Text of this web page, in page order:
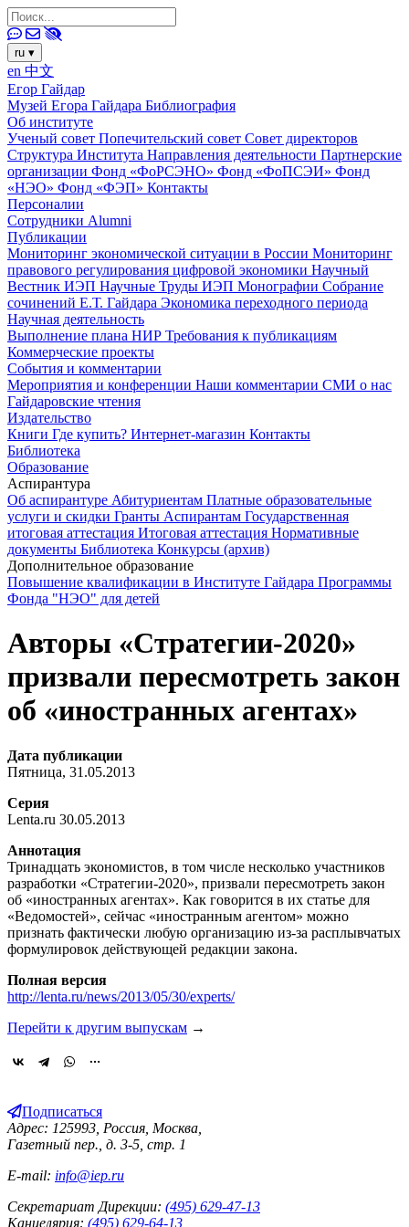
ru ▾
en 中文
Егор Гайдар
Музей Егора Гайдара Библиография
Об институте
Ученый совет Попечительский совет Совет директоров
Структура Института Направления деятельности Партнерские
организации Фонд «ФоРСЭНО» Фонд «ФоПСЭИ» Фонд
«НЭО» Фонд «ФЭП» Контакты
Персоналии
Сотрудники Alumni
Публикации
Мониторинг экономической ситуации в России Мониторинг
правового регулирования цифровой экономики Научный
Вестник ИЭП Научные Труды ИЭП Монографии Собрание
сочинений Е.Т. Гайдара Экономика переходного периода
Научная деятельность
Выполнение плана НИР Требования к публикациям
Коммерческие проекты
События и комментарии
Мероприятия и конференции Наши комментарии СМИ о нас
Гайдаровские чтения
Издательство
Книги Где купить? Интернет-магазин Контакты
Библиотека
Образование
Аспирантура
Об аспирантуре Абитуриентам Платные образовательные
услуги и скидки Гранты Аспирантам Государственная
итоговая аттестация Итоговая аттестация Нормативные
документы Библиотека Конкурсы (архив)
Дополнительное образование
Повышение квалификации в Институте Гайдара Программы
Фонда "НЭО" для детей
Авторы «Стратегии-2020»
призвали пересмотреть закон
об «иностранных агентах»
Дата публикации
Пятница, 31.05.2013
Серия
Lenta.ru 30.05.2013
Аннотация
Тринадцать экономистов, в том числе несколько участников
разработки «Стратегии-2020», призвали пересмотреть закон
об «иностранных агентах». Как говорится в их статье для
«Ведомостей», сейчас «иностранным агентом» можно
признать фактически любую организацию из-за расплывчатых
формулировок действующей редакции закона.
Полная версия
http://lenta.ru/news/2013/05/30/experts/
Перейти к другим выпускам →
Подписаться
Адрес: 125993, Россия, Москва,
Газетный пер., д. 3-5, стр. 1
E-mail: info@iep.ru
Секретариат Дирекции: (495) 629-47-13
Канцелярия: (495) 629-64-13